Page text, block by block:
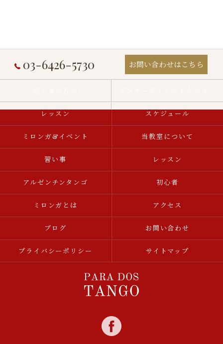
03-6426-5730 お問い合わせはこちら
レッスン スケジュール
ミロンガ&イベント 当教室について
習い事 レッスン
アルゼンチンタンゴ 初心者
ミロンガとは アクセス
ブログ お問い合わせ
プライバシーポリシー サイトマップ